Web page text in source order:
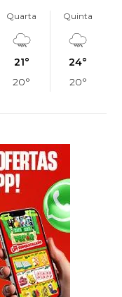
Quarta
21°
20°
Quinta
24°
20°